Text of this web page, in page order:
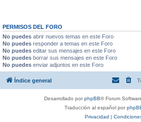
PERMISOS DEL FORO
No puedes abrir nuevos temas en este Foro
No puedes responder a temas en este Foro
No puedes editar sus mensajes en este Foro
No puedes borrar sus mensajes en este Foro
No puedes enviar adjuntos en este Foro
Índice general
Desarrollado porphpBB® Forum
Traducción al español por
Privacidad |